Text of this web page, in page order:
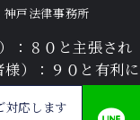
：８０と主張され
）：９０と有利に
対応します
神戸法律事務所